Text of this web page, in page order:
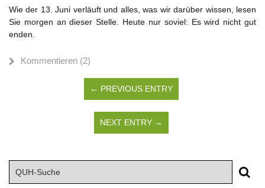
Wie der 13. Juni verläuft und alles, was wir darüber wissen, lesen
Sie morgen an dieser Stelle. Heute nur soviel: Es wird nicht gut
enden.
Kommentieren (2)
← PREVIOUS ENTRY
NEXT ENTRY →